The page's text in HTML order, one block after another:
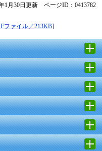
1月30日更新 ページID：0413782
ァイル／213KB]